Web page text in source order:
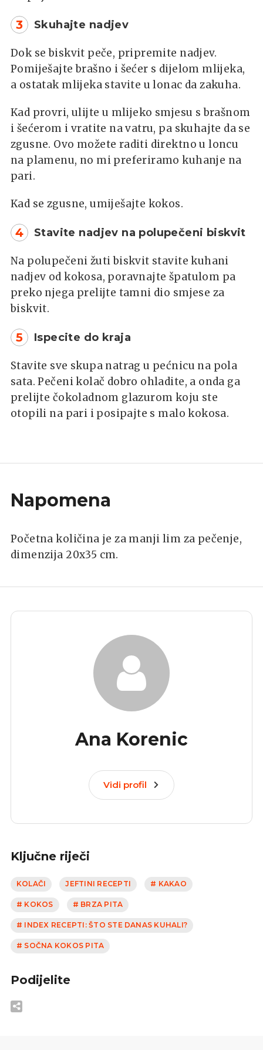
3 Skuhajte nadjev
Dok se biskvit peče, pripremite nadjev.
Pomiješajte brašno i šećer s dijelom mlijeka,
a ostatak mlijeka stavite u lonac da zakuha.
Kad provri, ulijte u mlijeko smjesu s brašnom
i šećerom i vratite na vatru, pa skuhajte da se
zgusne. Ovo možete raditi direktno u loncu
na plamenu, no mi preferiramo kuhanje na
pari.
Kad se zgusne, umiješajte kokos.
4 Stavite nadjev na polupečeni biskvit
Na polupečeni žuti biskvit stavite kuhani
nadjev od kokosa, poravnajte špatulom pa
preko njega prelijte tamni dio smjese za
biskvit.
5 Ispecite do kraja
Stavite sve skupa natrag u pećnicu na pola
sata. Pečeni kolač dobro ohladite, a onda ga
prelijte čokoladnom glazurom koju ste
otopili na pari i posipajte s malo kokosa.
Napomena
Početna količina je za manji lim za pečenje,
dimenzija 20x35 cm.
Ana Korenic
Vidi profil
Ključne riječi
KOLAČI JEFTINI RECEPTI # KAKAO
# KOKOS # BRZA PITA
# INDEX RECEPTI: ŠTO STE DANAS KUHALI?
# SOČNA KOKOS PITA
Podijelite